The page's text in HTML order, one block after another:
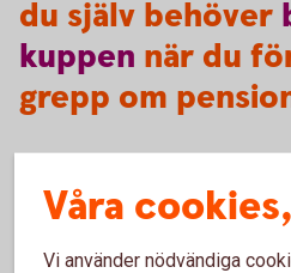
du själv behöver
kuppen när du
grepp om
Börja med att göra en självkoll
. Där kan
uträkningar ser ut och vad du
Våra
Vi använder nödvändiga